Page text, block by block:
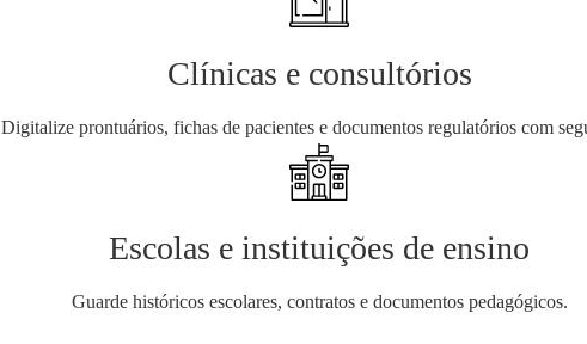
Clínicas e consultórios
Digitalize prontuários, fichas de pacientes e documentos regulatórios com
Escolas e instituições de ensino
Guarde históricos escolares, contratos e documentos pedagógicos.